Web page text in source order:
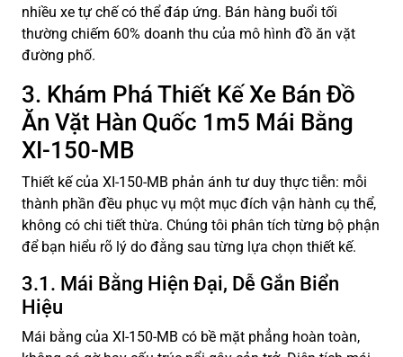
nhiều xe tự chế có thể đáp ứng. Bán hàng buổi tối
thường chiếm 60% doanh thu của mô hình đồ ăn vặt
đường phố.
3. Khám Phá Thiết Kế Xe Bán Đồ
Ăn Vặt Hàn Quốc 1m5 Mái Bằng
XI-150-MB
Thiết kế của XI-150-MB phản ánh tư duy thực tiễn: mỗi
thành phần đều phục vụ một mục đích vận hành cụ thể,
không có chi tiết thừa. Chúng tôi phân tích từng bộ phận
để bạn hiểu rõ lý do đằng sau từng lựa chọn thiết kế.
3.1. Mái Bằng Hiện Đại, Dễ Gắn Biển
Hiệu
Mái bằng của XI-150-MB có bề mặt phẳng hoàn toàn,